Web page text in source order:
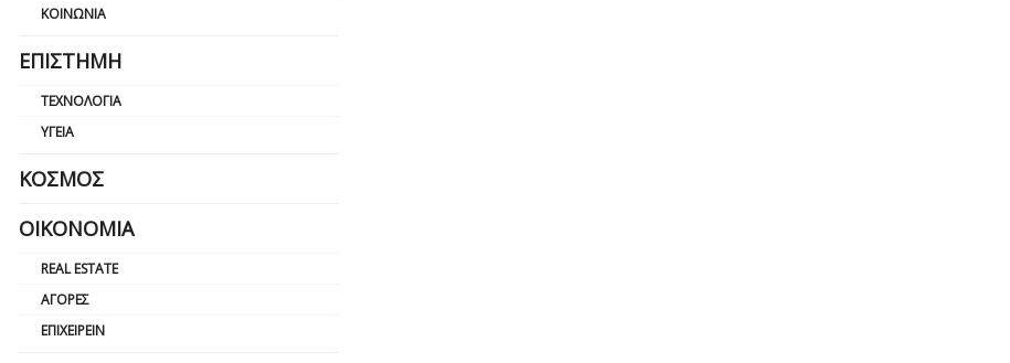
ΚΟΙΝΩΝΊΑ
ΕΠΙΣΤΉΜΗ
ΤΕΧΝΟΛΟΓΊΑ
ΥΓΕΊΑ
ΚΌΣΜΟΣ
ΟΙΚΟΝΟΜΊΑ
REAL ESTATE
ΑΓΟΡΈΣ
ΕΠΙΧΕΙΡΕΊΝ